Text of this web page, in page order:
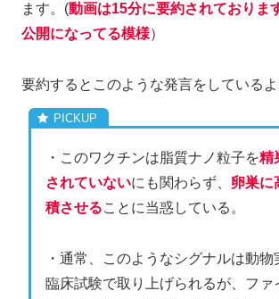
ます。(動画は15分に要約されておりま
公開になってる模様）
要約するとこのような発言をしているよ
・このワクチンは脂質ナノ粒子を精
されていないにも関わらず、 卵巣に
積させることに当惑している。
・通常、このようなシグナルは動物
臨床試験で取り上げられるが、ファ